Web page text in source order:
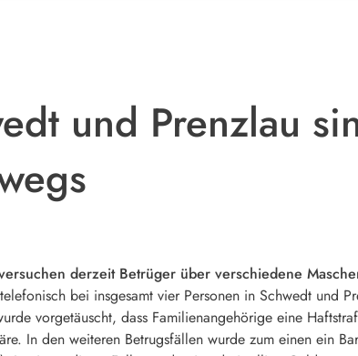
und Prenzlau
derzeit Betrüger über verschiedene
bei insgesamt vier Personen in Schwedt und
vorgetäuscht, dass Familienangehörige eine
In den weiteren Betrugsfällen wurde zum einen ein